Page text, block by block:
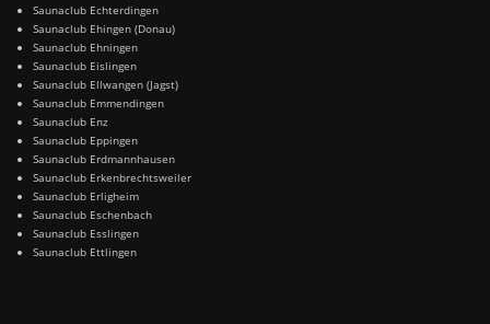
Saunaclub Echterdingen
Saunaclub Ehingen (Donau)
Saunaclub Ehningen
Saunaclub Eislingen
Saunaclub Ellwangen (Jagst)
Saunaclub Emmendingen
Saunaclub Enz
Saunaclub Eppingen
Saunaclub Erdmannhausen
Saunaclub Erkenbrechtsweiler
Saunaclub Erligheim
Saunaclub Eschenbach
Saunaclub Esslingen
Saunaclub Ettlingen